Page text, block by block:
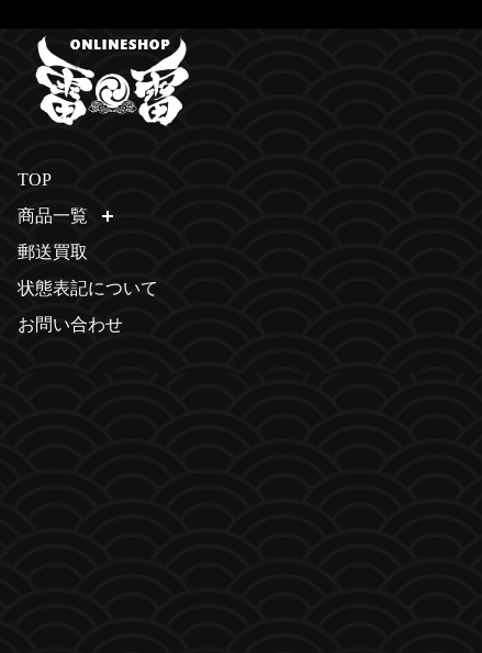
TOP
商品一覧
郵送買取
状態表記について
お問い合わせ